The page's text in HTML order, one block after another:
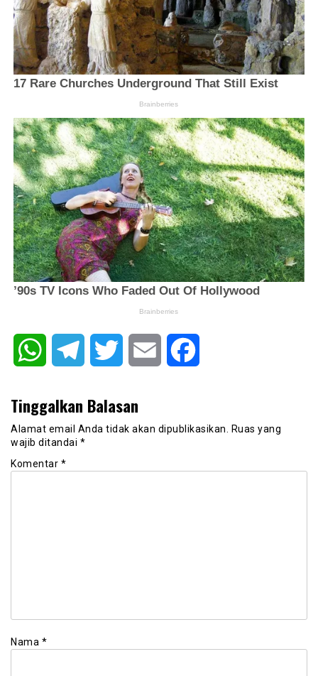
WhatsAppTelegram Twitter Email
Tinggalkan Balasan
Alamat email Anda tidak akan dipublikasikan.
Ruas yang
wajib ditandai *
Komentar *
Nama *